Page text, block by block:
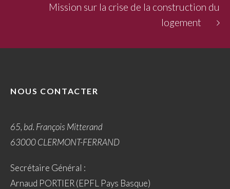
Mission sur la crise de la construction du
logement
NOUS CONTACTER
65, bd. François Mitterand
63000 CLERMONT-FERRAND
Secrétaire Général :
Arnaud PORTIER (EPFL Pays Basque)